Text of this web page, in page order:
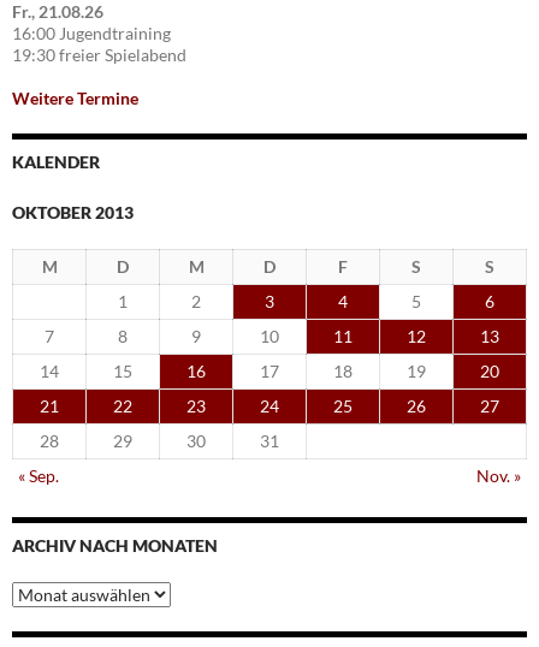
Fr., 21.08.26
16:00 Jugendtraining
19:30 freier Spielabend
Weitere Termine
KALENDER
OKTOBER 2013
M D M D F S
S
1
2 3 4 5
6
7
8 9 10 11 12
13
14
15 16 17 18 19
20
21
22 23 24 25 26
27
28
29 30
31
« Sep.
Nov. »
ARCHIV NACH MONATEN
Archiv
nach
Monaten